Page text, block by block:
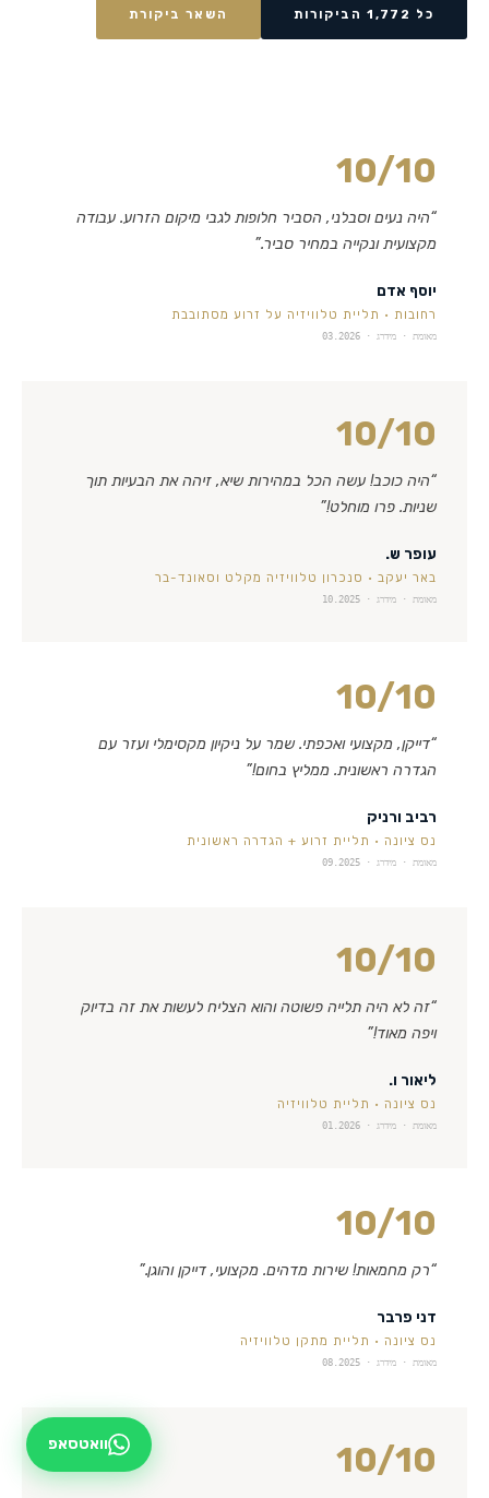
כל 1,772 הביקורות השאר ביקורת
10/10
“היה נעים וסבלני, הסביר חלופות לגבי מיקום הזרוע. עבודה
מקצועית ונקייה במחיר סביר.”
יוסף אדם
רחובות · תליית טלוויזיה על זרוע מסתובבת
מאומת · מידרג · 03.2026
10/10
“היה כוכב! עשה הכל במהירות שיא, זיהה את הבעיות תוך
שניות. פרו מוחלט!”
עופר ש.
באר יעקב · סנכרון טלוויזיה מקלט וסאונד-בר
מאומת · מידרג · 10.2025
10/10
“דייקן, מקצועי ואכפתי. שמר על ניקיון מקסימלי ועזר עם
הגדרה ראשונית. ממליץ בחום!”
רביב ורניק
נס ציונה · תליית זרוע + הגדרה ראשונית
מאומת · מידרג · 09.2025
10/10
“זה לא היה תלייה פשוטה והוא הצליח לעשות את זה בדיוק
ויפה מאוד!”
ליאור ו.
נס ציונה · תליית טלוויזיה
מאומת · מידרג · 01.2026
10/10
“רק מחמאות! שירות מדהים. מקצועי, דייקן והוגן.”
דני פרבר
נס ציונה · תליית מתקן טלוויזיה
מאומת · מידרג · 08.2025
10/10 וואטסאפ